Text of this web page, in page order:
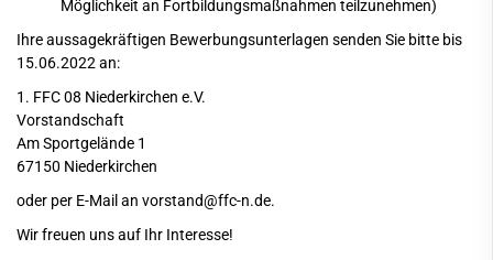
Möglichkeit an Fortbildungsmaßnahmen teilzunehmen)
Ihre aussagekräftigen Bewerbungsunterlagen senden Sie bitte bis
15.06.2022 an:
1. FFC 08 Niederkirchen e.V.
Vorstandschaft
Am Sportgelände 1
67150 Niederkirchen
oder per E-Mail an vorstand@ffc-n.de.
Wir freuen uns auf Ihr Interesse!